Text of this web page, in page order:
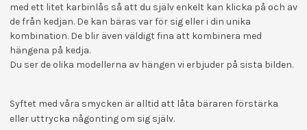
med ett litet karbinlås så att du själv enkelt kan klicka på och av
de från kedjan. De kan bäras var för sig eller i din unika
kombination. De blir även väldigt fina att kombinera med
hängena på kedja.
Du ser de olika modellerna av hängen vi erbjuder på sista bilden.
Syftet med våra smycken är alltid att låta bäraren förstärka
eller uttrycka någonting om sig själv.